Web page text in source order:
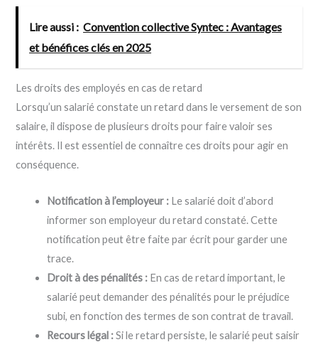
Lire aussi : Convention collective Syntec : Avantages
et bénéfices clés en 2025
Les droits des employés en cas de retard
Lorsqu’un salarié constate un retard dans le versement de son
salaire, il dispose de plusieurs droits pour faire valoir ses
intérêts. Il est essentiel de connaître ces droits pour agir en
conséquence.
Notification à l’employeur : Le salarié doit d’abord
informer son employeur du retard constaté. Cette
notification peut être faite par écrit pour garder une
trace.
Droit à des pénalités : En cas de retard important, le
salarié peut demander des pénalités pour le préjudice
subi, en fonction des termes de son contrat de travail.
Recours légal :Si le retard persiste, le salarié peut saisir